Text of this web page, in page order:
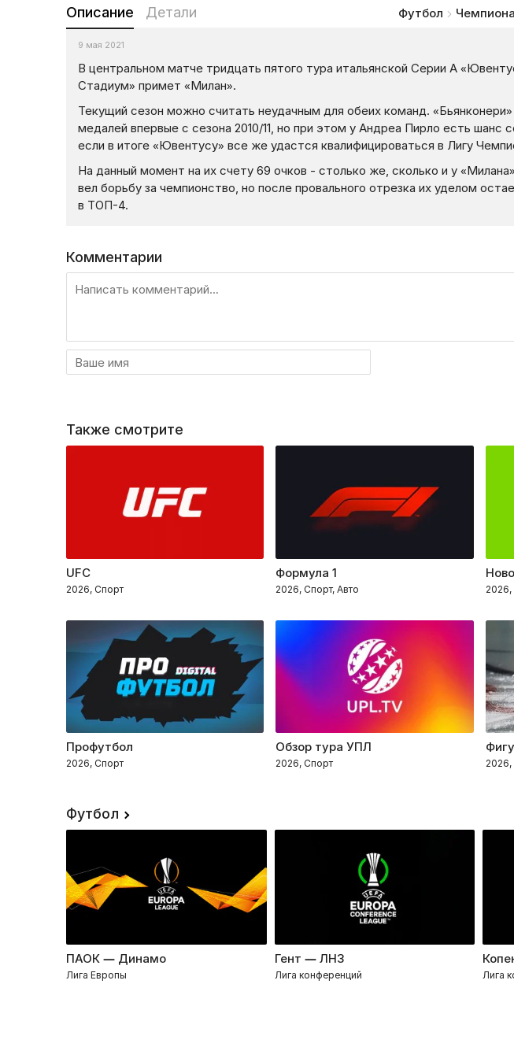
Описание Детали Футбол
9 мая 2021
В центральном матче тридцать пятого тура итальянской Серии А
Стадиум» примет «Милан».
Текущий сезон можно считать неудачным для обеих команд.
медалей впервые с сезона 2010/11, но при этом у Андреа Пирло есть шанс
если в итоге «Ювентусу» все же удастся квалифицироваться в Лигу
На данный момент на их счету 69 очков - столько же, сколько и у
вел борьбу за чемпионство, но после провального отрезка их уделом
в ТОП-4.
Комментарии
Также смотрите
UFC
2026, Спорт
Формула 1
2026, Спорт, Авто 2026,
Профутбол
2026, Спорт
Обзор тура УПЛ
2026, Спорт 2026,
Футбол
ПАОК — Динамо
Лига Европы
Гент — ЛНЗ
Лига конференций Лига